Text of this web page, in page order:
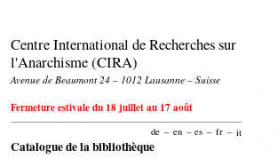
Centre International de Recherches sur
l'Anarchisme (CIRA)
Avenue de Beaumont 24 – 1012 Lausanne – Suisse
Fermeture estivale du 18 juillet au 17 août
de – en – es – fr – it
Catalogue de la bibliothèque